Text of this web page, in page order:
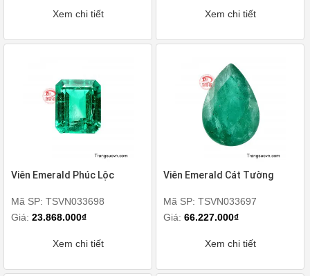
Xem chi tiết Xem chi tiết
Viên Emerald Phúc Lộc
Mã SP: TSVN033698
Giá: 23.868.000₫
Xem chi tiết
Viên Emerald Cát Tường
Mã SP: TSVN033697
Giá:66.227.000₫
Xem chi tiết